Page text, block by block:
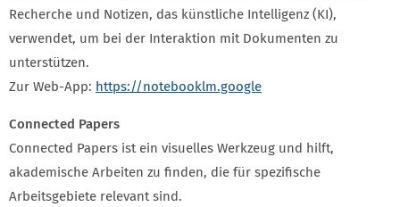
Recherche und Notizen, das künstliche Intelligenz (KI),
verwendet, um bei der Interaktion mit Dokumenten zu
unterstützen.
Zur Web-App: https://notebooklm.google
Connected Papers
Connected Papers ist ein visuelles Werkzeug und hilft,
akademische Arbeiten zu finden, die für spezifische
Arbeitsgebiete relevant sind.